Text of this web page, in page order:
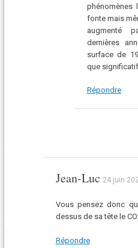
phénomènes
fonte mais
augmenté
dernières
surface de
que significatif.
Répondre
Jean-Luc 24 juin
Vous pensez donc
dessus de sa tête le
Répondre